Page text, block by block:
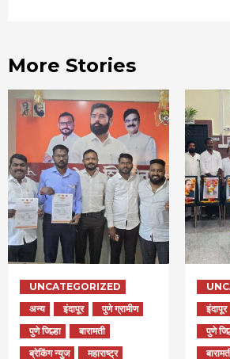
More Stories
UNCATEGORIZED
अन्य
इंदापूर
पुणे ग्रामीण
पुणे जिल्हा
बारामती
ब्रेकिंग न्युज
महाराष्ट्र
इंदापूर
पुणे